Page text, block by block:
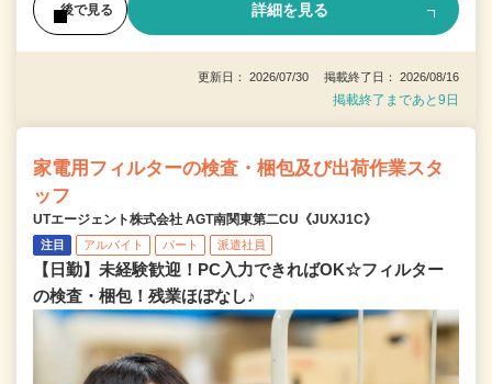
後で見る 詳細を見る
更新日： 2026/07/30 掲載終了日： 2026/08/16
掲載終了まであと9日
家電用フィルターの検査・梱包及び出荷作業スタ
ッフ
UTエージェント株式会社 AGT南関東第二CU《JUXJ1C》
注目 アルバイト パート 派遣社員
【日勤】未経験歓迎！PC入力できればOK☆フィルター
の検査・梱包！残業ほぼなし♪